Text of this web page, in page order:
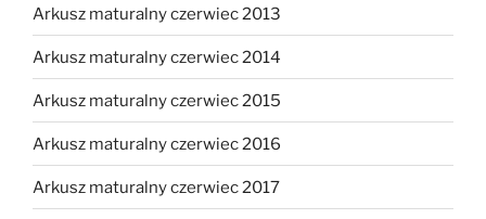
Arkusz maturalny czerwiec 2013
Arkusz maturalny czerwiec 2014
Arkusz maturalny czerwiec 2015
Arkusz maturalny czerwiec 2016
Arkusz maturalny czerwiec 2017